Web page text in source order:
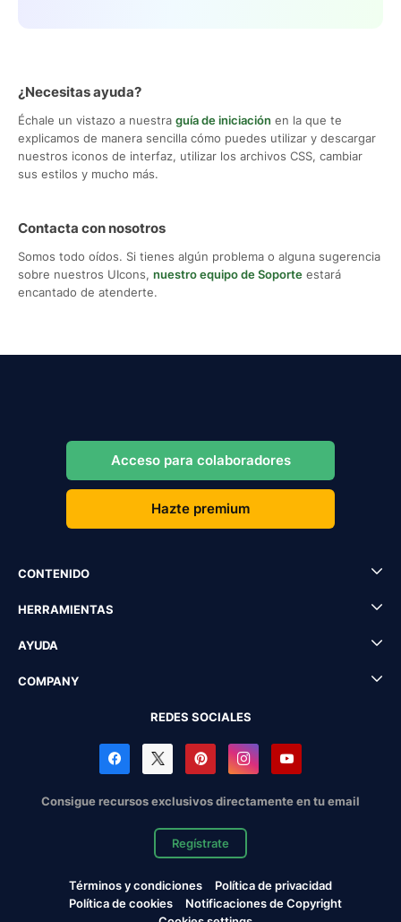
¿Necesitas ayuda?
Échale un vistazo a nuestra guía de iniciación en la que te
explicamos de manera sencilla cómo puedes utilizar y descargar
nuestros iconos de interfaz, utilizar los archivos CSS, cambiar
sus estilos y mucho más.
Contacta con nosotros
Somos todo oídos. Si tienes algún problema o alguna sugerencia
sobre nuestros UIcons, nuestro equipo de Soporte estará
encantado de atenderte.
Acceso para colaboradores
Hazte premium
CONTENIDO
HERRAMIENTAS
AYUDA
COMPANY
REDES SOCIALES
Consigue recursos exclusivos directamente en tu email
Regístrate
Términos y condiciones
Política de privacidad
Política de cookies
Notificaciones de Copyright